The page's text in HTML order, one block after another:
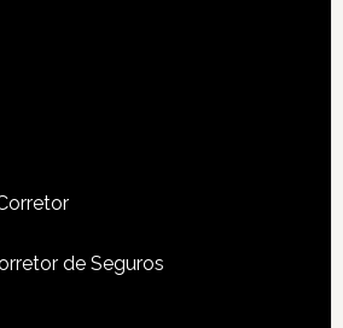
de Seguros